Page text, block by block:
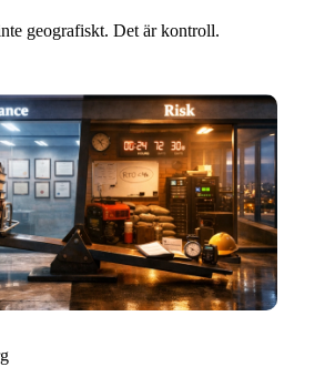
geografiskt. Det är kontroll.